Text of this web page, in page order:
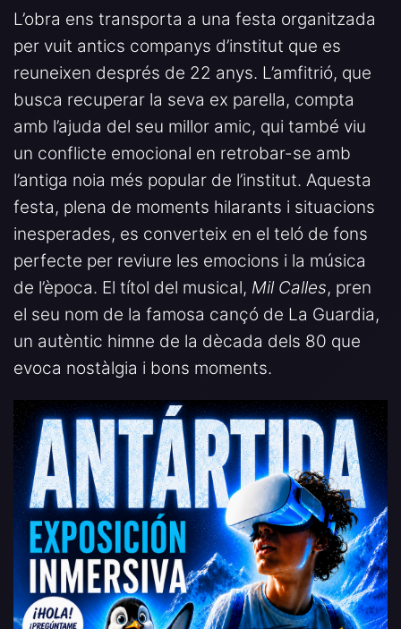
L’obra ens transporta a una festa organitzada
per vuit antics companys d’institut que es
reuneixen després de 22 anys. L’amfitrió, que
busca recuperar la seva ex parella, compta
amb l’ajuda del seu millor amic, qui també viu
un conflicte emocional en retrobar-se amb
l’antiga noia més popular de l’institut. Aquesta
festa, plena de moments hilarants i situacions
inesperades, es converteix en el teló de fons
perfecte per reviure les emocions i la música
de l’època. El títol del musical, Mil Calles, pren
el seu nom de la famosa cançó de La Guardia,
un autèntic himne de la dècada dels 80 que
evoca nostàlgia i bons moments.